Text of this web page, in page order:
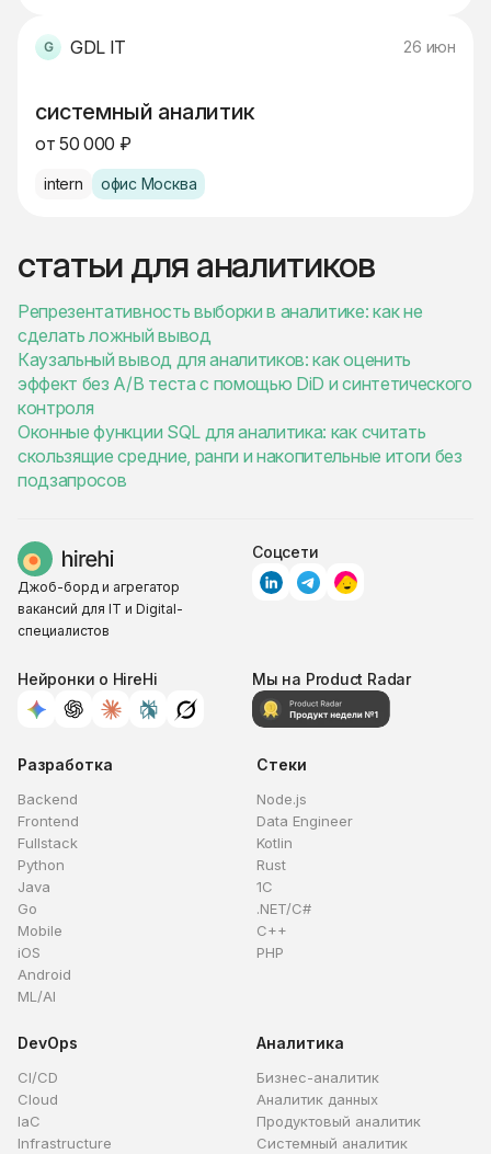
GDL IT 26 июн
системный аналитик
от 50 000 ₽
intern офис Москва
статьи для аналитиков
Репрезентативность выборки в аналитике: как не
сделать ложный вывод
Каузальный вывод для аналитиков: как оценить
эффект без A/B теста с помощью DiD и синтетического
контроля
Оконные функции SQL для аналитика: как считать
скользящие средние, ранги и накопительные итоги без
подзапросов
Джоб-борд и агрегатор
вакансий для IT и Digital-
специалистов
Соцсети
Нейронки о HireHi Мы на Product Radar
Разработка
Backend
Frontend
Fullstack
Python
Java
Go
Mobile
iOS
Android
ML/AI
Стеки
Node.js
Data Engineer
Kotlin
Rust
1C
.NET/C#
C++
PHP
DevOps
CI/CD
Cloud
IaC
Infrastructure
Аналитика
Бизнес-аналитик
Аналитик данных
Продуктовый аналитик
Системный аналитик